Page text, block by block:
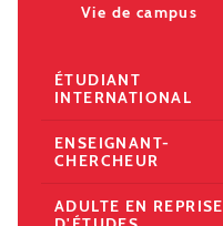
Vie de campus
ÉTUDIANT
INTERNATIONAL
ENSEIGNANT-
CHERCHEUR
ADULTE EN REPRISE